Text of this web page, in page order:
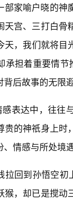
部家喻户晓的
天宫、三打白
天，我们就将
承担着重要情
后故事的无限
感表达中，往
贵的神祇身上
情感与所处境
拉回到孙悟空
猴，却已是搅